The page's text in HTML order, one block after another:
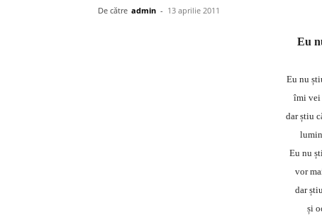
De către admin - 13 aprilie 2011
Eu
Eu nu
îmi vei
dar știu
Eu nu
vor
dar
și